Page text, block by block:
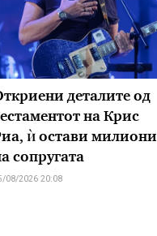
деталите од
на Крис
ѝ остави милиони
сопругата
08/2026 20:08